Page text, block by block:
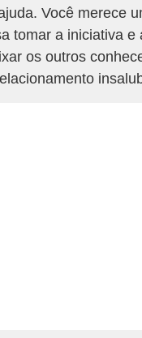
Você merece
tomar a iniciativa e
os outros